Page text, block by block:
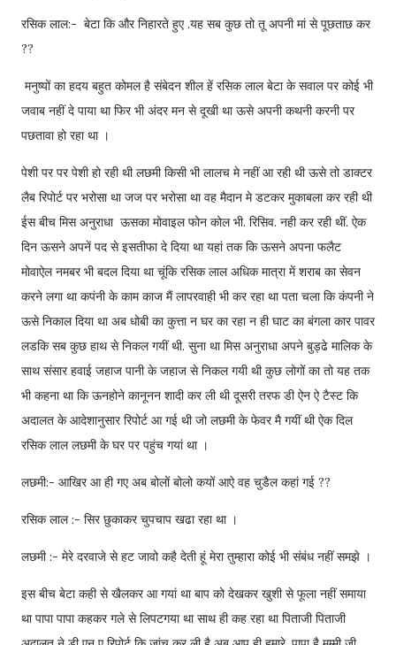
रसिक लाल:- बेटा कि और निहारते हुए .यह सब कुछ तो तू अपनी मां से पूछताछ कर
??
मनुष्यों का हदय बहुत कोमल है संबेदन शील हें रसिक लाल बेटा के सवाल पर कोई भी
जवाब नहीं दे पाया था फिर भी अंदर मन से दूखी था ऊसे अपनी कथनी करनी पर
पछतावा हो रहा था ।
पेशी पर पर पेशी हो रही थी लछमी किसी भी लालच मे नहीं आ रही थी ऊसे तो डाक्टर
लैब रिपोर्ट पर भरोसा था जज पर भरोसा था वह मैदान मे डटकर मुकाबला कर रही थी
ईस बीच मिस अनुराधा ऊसका मोवाइल फोन कोल भी. रिसिव. नही कर रही थीं. ऐक
दिन ऊसने अपनें पद से इसतीफा दे दिया था यहां तक कि ऊसने अपना फलैट
मोवाऐल नमबर भी बदल दिया था चूंकि रसिक लाल अधिक मात्रा में शराब का सेवन
करने लगा था कपंनी के काम काज मैं लापरवाही भी कर रहा था पता चला कि कंपनी ने
ऊसे निकाल दिया था अब धोबी का कुत्ता न घर का रहा न ही घाट का बंगला कार पावर
लडकि सब कुछ हाथ से निकल गयीं थी. सुना था मिस अनुराधा अपने बुड्ढे मालिक के
साथ संसार हवाई जहाज पानी के जहाज से निकल गयी थी कुछ लोगों का तो यह तक
भी कहना था कि ऊनहोने कानूनन शादी कर ली थी दूसरी तरफ डी ऐन ऐ टैस्ट कि
अदालत के आदेशानुसार रिपोर्ट आ गई थी जो लछमी के फेवर मै गयीं थी ऐक दिल
रसिक लाल लछमी के घर पर पहुंच गयां था ।
लछमी:- आखिर आ ही गए अब बोलों बोलो कयों आऐ वह चुडैल कहां गई ??
रसिक लाल :- सिर छुकाकर चुपचाप खढा रहा था ।
लछमी :- मेरे दरवाजे से हट जावो कहै देती हूं मेरा तुम्हारा कोई भी संबंध नहीं समझे ।
इस बीच बेटा कही से खैलकर आ गयां था बाप को देखकर खुशी से फूला नहीं समाया
था पापा पापा कहकर गले से लिपटगया था साथ ही कह रहा था पिताजी पिताजी